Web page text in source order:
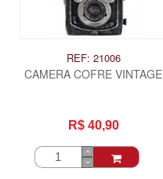
REF: 21006
CAMERA COFRE VINTAGE
R$ 40,90